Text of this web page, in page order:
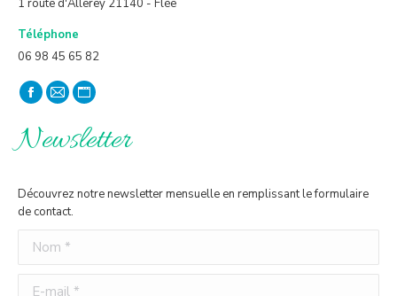
1 route d'Allerey 21140 - Flée
Téléphone
06 98 45 65 82
Trouvez nous sur :
La
page
Facebook
dans
une
nouvelle
fenêtre
La
E-
s'ouvre
dans
une
nouvelle
fenêtre
La
page
Site
s'ouvre
nouvelle
Newsletter
Découvrez notre newsletter mensuelle en remplissant le formulaire
de contact.
Nom *
E-mail *